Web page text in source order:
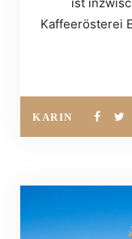
Kaffeerösterei
KARIN